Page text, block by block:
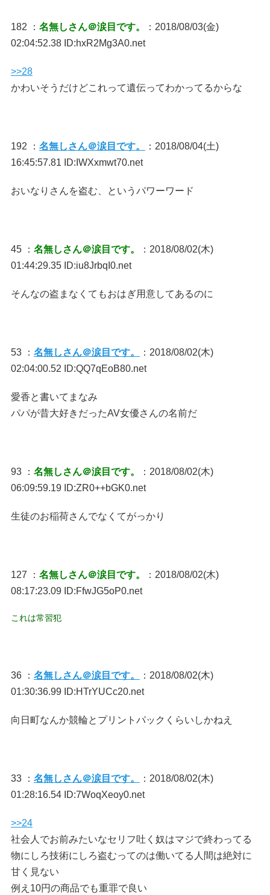
182 ： 名無しさん＠涙目です。
：2018/08/03(金)
02:04:52.38 ID:hxR2Mg3A0.net
>>28
かわいそうだけどこれって遺伝ってわかってるからな
192 ： 名無しさん＠涙目です。
：2018/08/04(土)
16:45:57.81 ID:IWXxmwt70.net
おいなりさんを盗む、というパワーワード
45 ： 名無しさん＠涙目です。
：2018/08/02(木)
01:44:29.35 ID:iu8JrbqI0.net
そんなの盗まなくてもおはぎ用意してあるのに
53 ： 名無しさん＠涙目です。
：2018/08/02(木)
02:04:00.52 ID:QQ7qEoB80.net
愛香と書いてまなみ
パパが昔大好きだったAV女優さんの名前だ
93 ： 名無しさん＠涙目です。
：2018/08/02(木)
06:09:59.19 ID:ZR0++bGK0.net
生徒のお稲荷さんでなくてがっかり
127 ： 名無しさん＠涙目です。
：2018/08/02(木)
08:17:23.09 ID:FfwJG5oP0.net
これは常習犯
36 ： 名無しさん＠涙目です。
：2018/08/02(木)
01:30:36.99 ID:HTrYUCc20.net
向日町なんか競輪とプリントパックくらいしかねえ
33 ： 名無しさん＠涙目です。
：2018/08/02(木)
01:28:16.54 ID:7WoqXeoy0.net
>>24
社会人でお前みたいなセリフ吐く奴はマジで終わってる
物にしろ技術にしろ盗むってのは働いてる人間は絶対に
甘く見ない
例え10円の商品でも重罪で良い